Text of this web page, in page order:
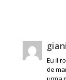
Eu il
de